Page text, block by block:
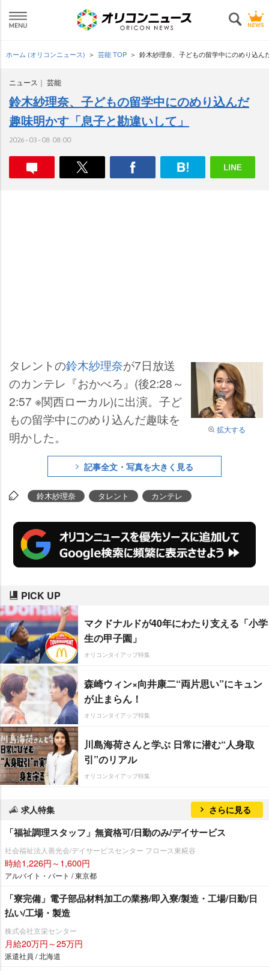
ホーム (オリコンニュース) 芸能 TOP 鈴木紗理奈、子どもの留学中にのめり込ん
ニュース 芸能
鈴木紗理奈、子どもの留学中にのめり込んだ
趣味明かす「息子と勘違いして」
2026-03-08 08:00
拡大する
タレントの鈴木紗理奈が7日放送
のカンテレ『おかべろ』(後2:28～
2:57 ※関西ローカル)に出演。子ど
もの留学中にのめり込んだ趣味を
明かした。
記事全文・写真を大きく見る
鈴木紗理奈 タレント カンテレ
PICK UP
マクドナルドが40年にわたり支える「小学
生の甲子園」
オリコンタイアップ特集
森崎ウィン×向井康二“両片思い”にキュン
が止まらん！
オリコンタイアップ特集
川島海荷さんと学ぶ 日常に潜む“人身取
引”のリアル
オリコンタイアップ特集
求人特集 さらに見る
「福祉調理スタッフ」無資格可/日勤のみ/デイサービス
社会福祉法人善光会/デイサービスセンター フロース東糀谷
時給1,226円～1,600円
アルバイト・パート / 東京都
「寮完備」電子部品材料加工の業務/即入寮/製造・工場/日勤/日
払い/工場・製造
株式会社京栄センター
月給20万円～25万円
派遣社員 / 北海道